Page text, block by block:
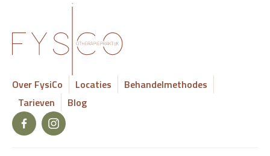
Over FysiCo Locaties
Behandelmethodes
Tarieven
Blog